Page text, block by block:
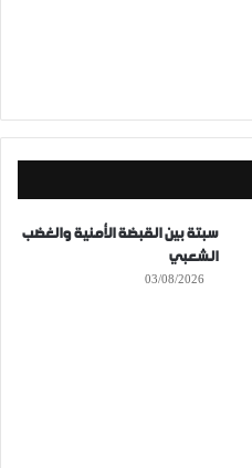
سبتة بين القبضة الأمنية والغضب
الشعبي
03/08/2026